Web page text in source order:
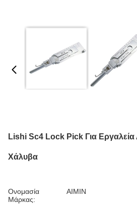
Lishi Sc4 Lock Pick Για
Χάλυβα
Ονομασία
Μάρκας:
AIMIN